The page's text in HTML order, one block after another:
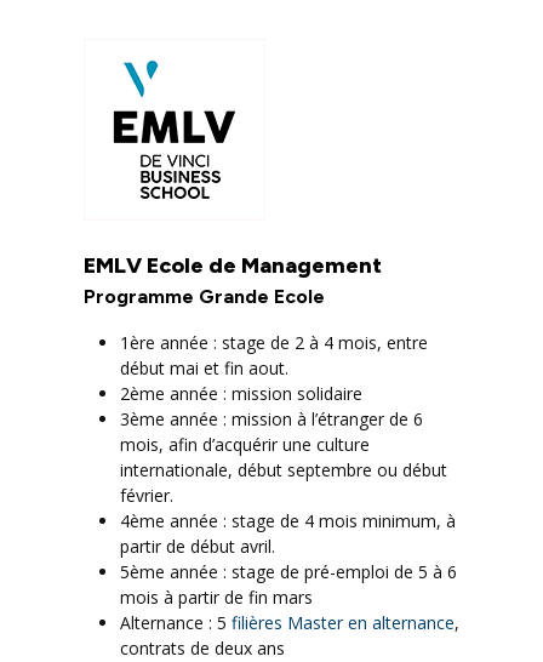
EMLV Ecole de Management
Programme Grande Ecole
1ère année : stage de 2 à 4 mois, entre
début mai et fin aout.
2ème année : mission solidaire
3ème année : mission à l’étranger de 6
mois, afin d’acquérir une culture
internationale, début septembre ou début
février.
4ème année : stage de 4 mois minimum, à
partir de début avril.
5ème année : stage de pré-emploi de 5 à 6
mois à partir de fin mars
Alternance : 5 filières Master en alternance,
contrats de deux ans